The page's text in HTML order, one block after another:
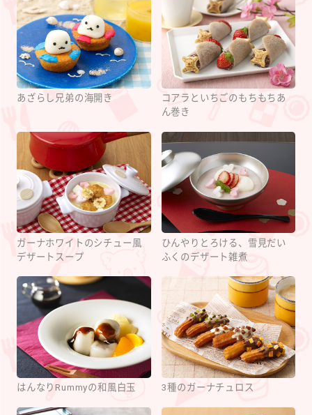
あざらし兄弟の海開き
コアラといちごのもちもちあ
ん巻き
ガーナホワイトのシチュー風
デザートスープ
ひんやりとろける、雪見だい
ふくのデザート雑煮
はんなりRummyの和風白玉 3種のガーナチュロス